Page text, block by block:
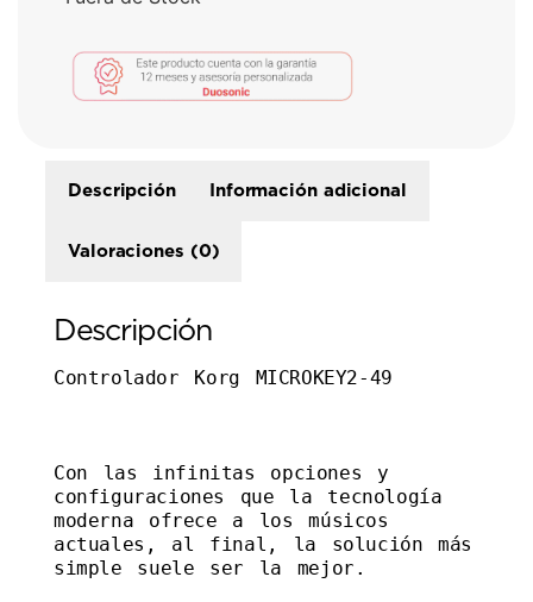
Descripción Información adicional
Valoraciones (0)
Descripción
Controlador Korg MICROKEY2-49
Con las infinitas opciones y
configuraciones que la tecnología
moderna ofrece a los músicos
actuales, al final, la solución más
simple suele ser la mejor.